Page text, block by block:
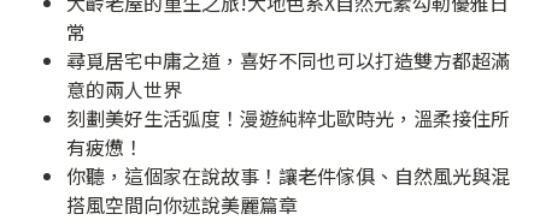
常
尋覓居宅中庸之道，喜好不同也可以打造雙方都超滿
意的兩人世界
刻劃美好生活弧度！漫遊純粹北歐時光，溫柔接住所
有疲憊！
你聽，這個家在說故事！讓老件傢俱、自然風光與混
搭風空間向你述說美麗篇章